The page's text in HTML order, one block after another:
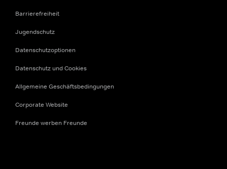
Barrierefreiheit
Jugendschutz
Datenschutzoptionen
Datenschutz und Cookies
Allgemeine Geschäftsbedingungen
Corporate Website
Freunde werben Freunde